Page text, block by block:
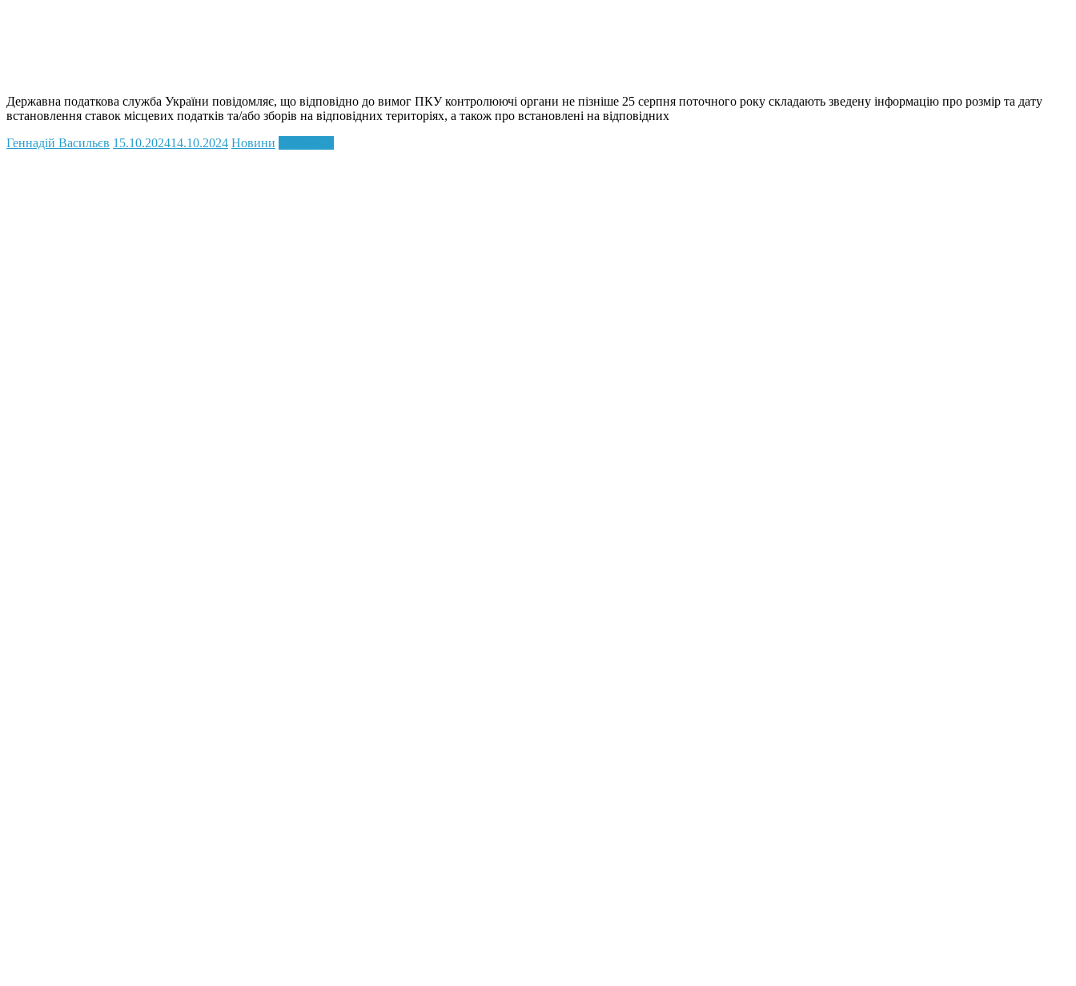
Державна податкова служба України повідомляє, що відповідно до вимог ПКУ контролюючі органи не пізніше 25 серпня поточного року складають зведену інформацію про розмір та дату
встановлення ставок місцевих податків та/або зборів на відповідних територіях, а також про встановлені на відповідних
Геннадій Васильєв 15.10.202414.10.2024 Новини